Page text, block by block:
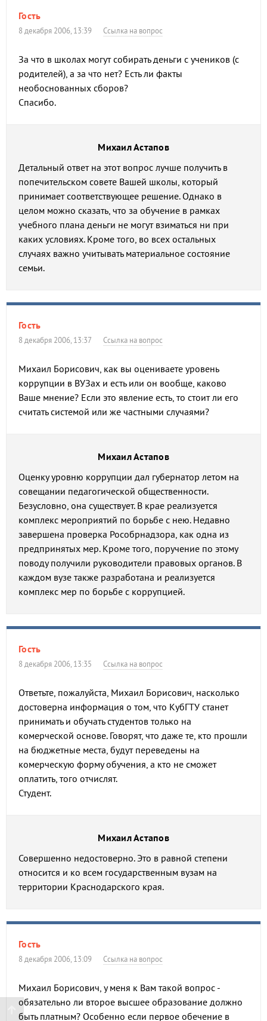
Гость
8 декабря 2006, 13:39 Ссылка на вопрос
За что в школах могут собирать деньги с учеников (с
родителей), а за что нет? Есть ли факты
необоснованных сборов?
Спасибо.
Михаил Астапов
Детальный ответ на этот вопрос лучше получить в
попечительском совете Вашей школы, который
принимает соответствующее решение. Однако в
целом можно сказать, что за обучение в рамках
учебного плана деньги не могут взиматься ни при
каких условиях. Кроме того, во всех остальных
случаях важно учитывать материальное состояние
семьи.
Гость
8 декабря 2006, 13:37 Ссылка на вопрос
Михаил Борисович, как вы оцениваете уровень
коррупции в ВУЗах и есть или он вообще, каково
Ваше мнение? Если это явление есть, то стоит ли его
считать системой или же частными случаями?
Михаил Астапов
Оценку уровню коррупции дал губернатор летом на
совещании педагогической общественности.
Безусловно, она существует. В крае реализуется
комплекс мероприятий по борьбе с нею. Недавно
завершена проверка Рособрнадзора, как одна из
предпринятых мер. Кроме того, поручение по этому
поводу получили руководители правовых органов. В
каждом вузе также разработана и реализуется
комплекс мер по борьбе с коррупцией.
Гость
8 декабря 2006, 13:35 Ссылка на вопрос
Ответьте, пожалуйста, Михаил Борисович, насколько
достоверна информация о том, что КубГТУ станет
принимать и обучать студентов только на
комерческой основе. Говорят, что даже те, кто прошли
на бюджетные места, будут переведены на
комерческую форму обучения, а кто не сможет
оплатить, того отчислят.
Студент.
Михаил Астапов
Совершенно недостоверно. Это в равной степени
относится и ко всем государственным вузам на
территории Краснодарского края.
Гость
8 декабря 2006, 13:09 Ссылка на вопрос
Михаил Борисович, у меня к Вам такой вопрос -
обязательно ли второе высшее образование должно
быть платным? Особенно если первое обeчение в